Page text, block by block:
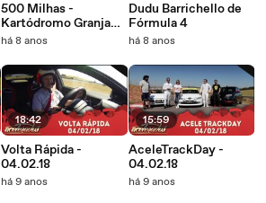
500 Milhas -
Kartódromo Granja
Viana
há 8 anos
18:42
Volta Rápida -
04.02.18
há 9 anos
Dudu Barrichello de
Fórmula 4
há 8 anos
15:59
AceleTrackDay -
04.02.18
há 9 anos